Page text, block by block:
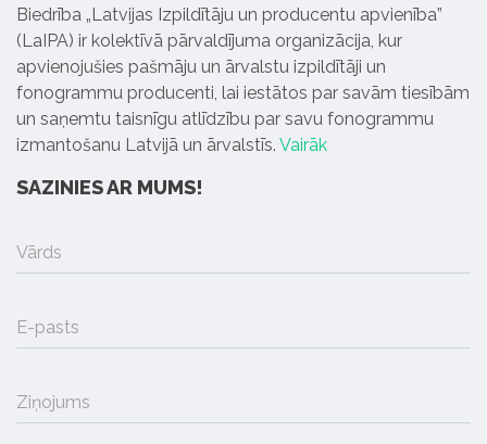
Biedrība „Latvijas Izpildītāju un producentu apvienība”
(LaIPA) ir kolektīvā pārvaldījuma organizācija, kur
apvienojušies pašmāju un ārvalstu izpildītāji un
fonogrammu producenti, lai iestātos par savām tiesībām
un saņemtu taisnīgu atlīdzību par savu fonogrammu
izmantošanu Latvijā un ārvalstīs. Vairāk
SAZINIES AR MUMS!
Vārds
E-pasts
Ziņojums